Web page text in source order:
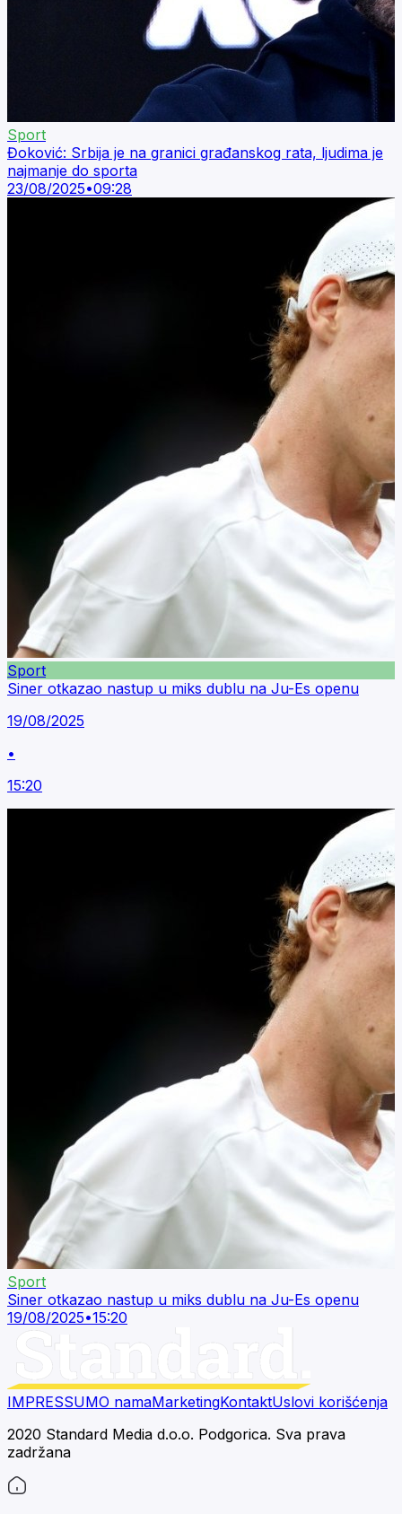
Sport
Đoković: Srbija je na granici građanskog rata, ljudima je
najmanje do sporta
23/08/2025•09:28
Sport
Siner otkazao nastup u miks dublu na Ju-Es openu
19/08/2025
•
15:20
Sport
Siner otkazao nastup u miks dublu na Ju-Es openu
19/08/2025•15:20
IMPRESSUMO namaMarketingKontaktUslovi korišćenja
2020 Standard Media d.o.o. Podgorica. Sva prava
zadržana